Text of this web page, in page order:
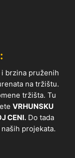
brzina pruženih
na tržištu.
tržišta. Tu
VRHUNSKU
CENI.Do tada
projekata.